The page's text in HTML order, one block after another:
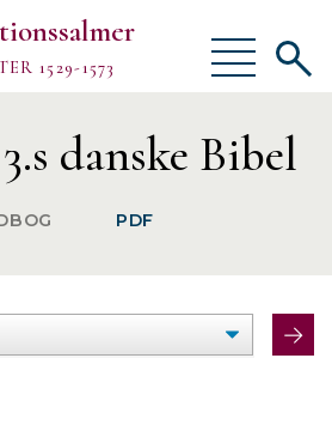
1529-1573
Vis/skjul
menu
Om
TEKSTER
MELODIER
Vis/
danske Bibel
PDF